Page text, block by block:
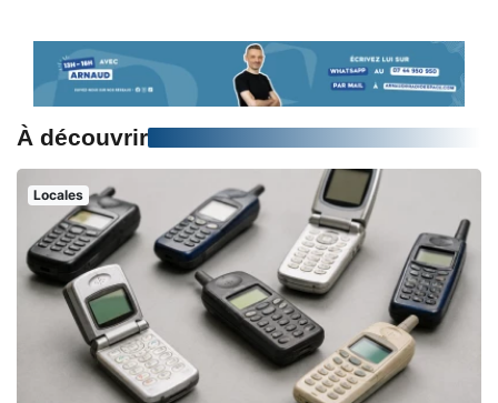
À découvrir
Locales